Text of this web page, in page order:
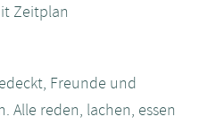
Zeitplan
Freunde und
Alle reden, lachen, essen